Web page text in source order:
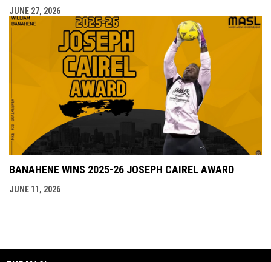
JUNE 27, 2026
BANAHENE WINS 2025-26 JOSEPH CAIREL AWARD
JUNE 11, 2026